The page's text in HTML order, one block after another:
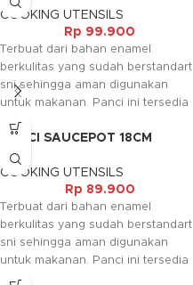
kompor induksi.
lainnya sesuai dengan keperluan.
COOKING UTENSILS
Rp 99.900
Terbuat dari bahan enamel
berkulitas yang sudah berstandart
sni sehingga aman digunakan
untuk makanan. Panci ini tersedia
dalam motif bunga atau buah yang
mempercantik tampilannya.
PANCI SAUCEPOT 18CM
COOKING UTENSILS
Rp 89.900
Terbuat dari bahan enamel
berkulitas yang sudah berstandart
sni sehingga aman digunakan
untuk makanan. Panci ini tersedia
dalam motif bunga atau buah yang